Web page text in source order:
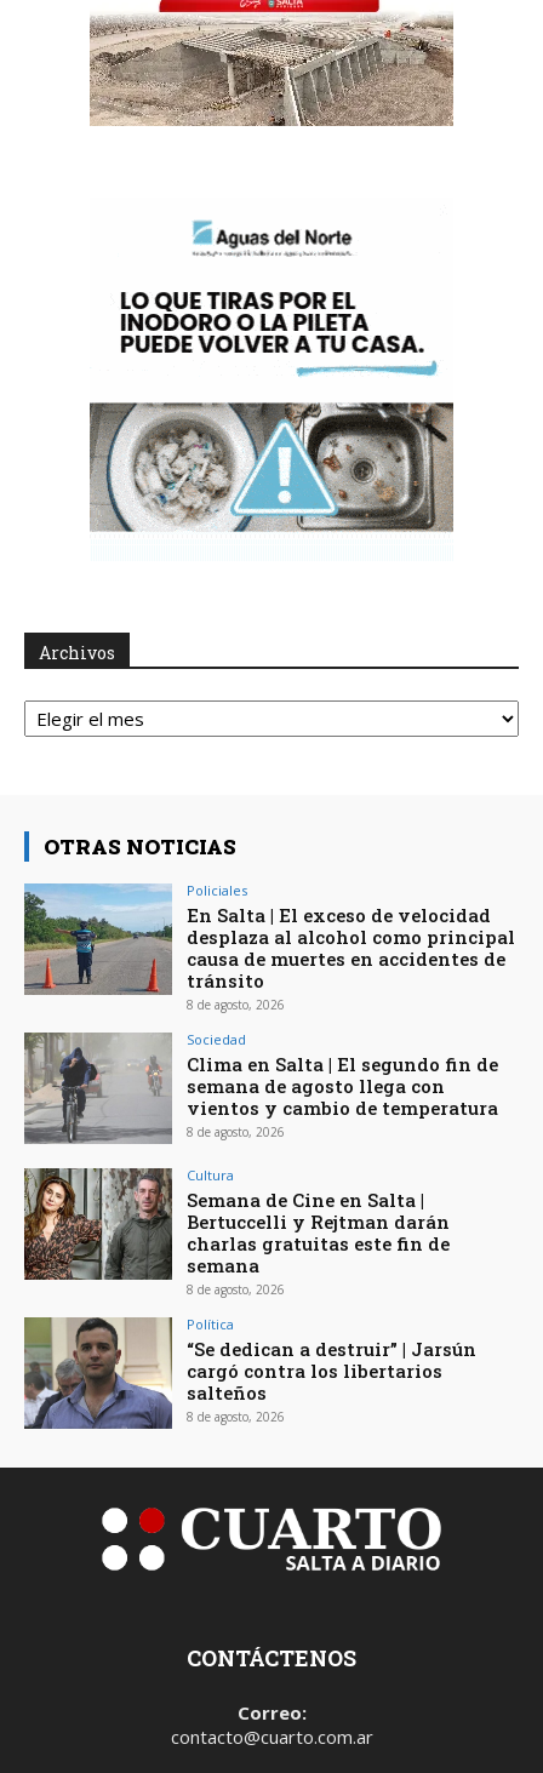
Archivos
Archivos
OTRAS NOTICIAS
Policiales
En Salta | El exceso de velocidad
desplaza al alcohol como principal
causa de muertes en accidentes de
tránsito
8 de agosto, 2026
Sociedad
Clima en Salta | El segundo fin de
semana de agosto llega con
vientos y cambio de temperatura
8 de agosto, 2026
Cultura
Semana de Cine en Salta |
Bertuccelli y Rejtman darán
charlas gratuitas este fin de
semana
8 de agosto, 2026
Política
“Se dedican a destruir” | Jarsún
cargó contra los libertarios
salteños
8 de agosto, 2026
CONTÁCTENOS
Correo:
contacto@cuarto.com.ar